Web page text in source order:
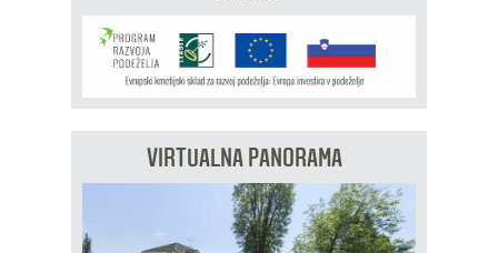
VIRTUALNA PANORAMA